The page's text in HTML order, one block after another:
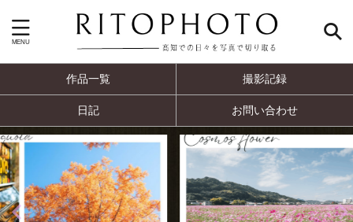
作品一覧 撮影記録
日記 お問い合わせ